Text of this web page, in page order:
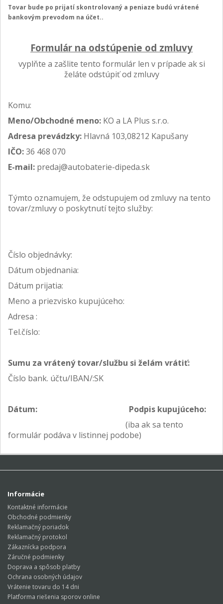
Tovar bude po prijatí skontrolovaný a peniaze budú vrátené
bankovým prevodom na účet..
Formulár na odstúpenie od zmluvy
vyplňte a zašlite tento formulár len v prípade ak si
želáte odstúpiť od zmluvy
Komu:
Meno/Obchodné meno: KO a LA Plus s.r.o.
Adresa prevádzky: Hlavná 103,08212 Kapušany
IČO:36 468 070
E-mail: predaj@autobaterie-dipeda.sk
Týmto oznamujem, že odstupujem od zmluvy na tento
tovar/zmluvy o poskytnutí tejto služby:
Číslo objednávky:
Dátum objednania:
Dátum prijatia:
Meno a priezvisko kupujúceho:
Adresa :
Tel.číslo:
Sumu za vrátený tovar/službu si želám vrátiť:
Číslo bank. účtu/IBAN/:SK
Dátum:
Podpis kupujúceho:
(iba ak sa tento
formulár podáva v listinnej podobe)
Informácie
Kontaktné informácie
Obchodné podmienky
Reklamačný poriadok
Reklamačný protokol
Zákaznícka podpora
Záručné podmienky
Doprava a spôsob platby
Ochrana osobných údajov
Vrátenie tovaru do 14 dni
Platforma riešenia sporov online